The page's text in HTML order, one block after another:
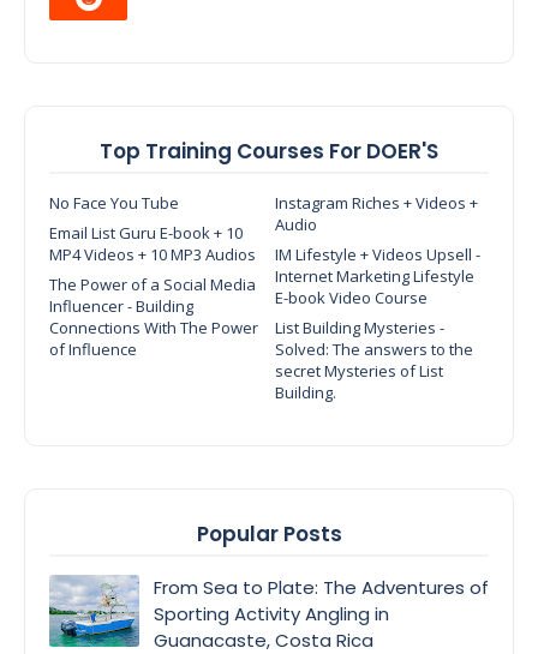
Top Training Courses For DOER'S
No Face You Tube
Instagram Riches + Videos +
Audio
Email List Guru E-book + 10
MP4 Videos + 10 MP3 Audios
IM Lifestyle + Videos Upsell -
Internet Marketing Lifestyle
E-book Video Course
The Power of a Social Media
Influencer - Building
Connections With The Power
of Influence
List Building Mysteries -
Solved: The answers to the
secret Mysteries of List
Building.
Popular Posts
From Sea to Plate: The Adventures of
Sporting Activity Angling in
Guanacaste, Costa Rica